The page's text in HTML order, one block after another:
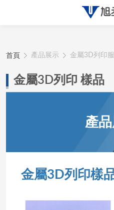
首頁 產品展示 金屬3D列印
金屬3D列印 樣品
產
金屬3D列印樣